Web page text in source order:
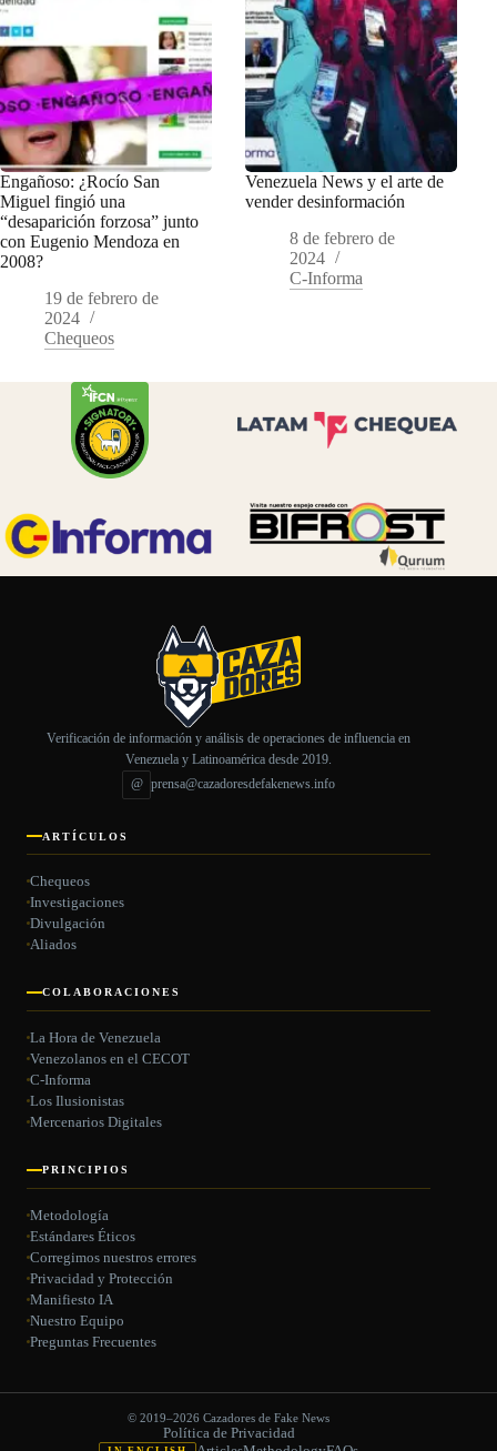
Engañoso: ¿Rocío San
Miguel fingió una
“desaparición forzosa” junto
con Eugenio Mendoza en
2008?
19 de febrero de
2024
Chequeos
Venezuela News y el arte de
vender desinformación
8 de febrero de
2024
C-Informa
Verificación de información y análisis de operaciones de influencia en
Venezuela y Latinoamérica desde 2019.
@ prensa@cazadoresdefakenews.info
ARTÍCULOS
Chequeos
Investigaciones
Divulgación
Aliados
COLABORACIONES
La Hora de Venezuela
Venezolanos en el CECOT
C-Informa
Los Ilusionistas
Mercenarios Digitales
PRINCIPIOS
Metodología
Estándares Éticos
Corregimos nuestros errores
Privacidad y Protección
Manifiesto IA
Nuestro Equipo
Preguntas Frecuentes
© 2019–2026 Cazadores de Fake News
Política de Privacidad